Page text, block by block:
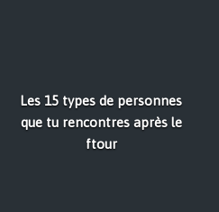
Les 15 types de personnes
que tu rencontres après le
ftour